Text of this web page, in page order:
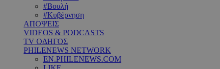
#Βουλή
#Κυβέρνηση
ΑΠΟΨΕΙΣ
VIDEOS & PODCASTS
TV ΟΔΗΓΟΣ
PHILENEWS NETWORK
EN.PHILENEWS.COM